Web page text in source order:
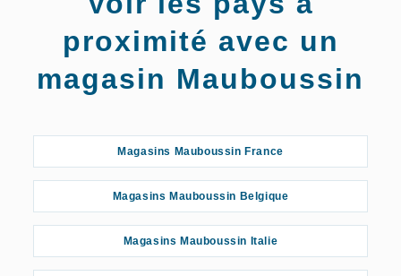
proximité avec un
magasin Mauboussin
Magasins Mauboussin France
Magasins Mauboussin Belgique
Magasins Mauboussin Italie